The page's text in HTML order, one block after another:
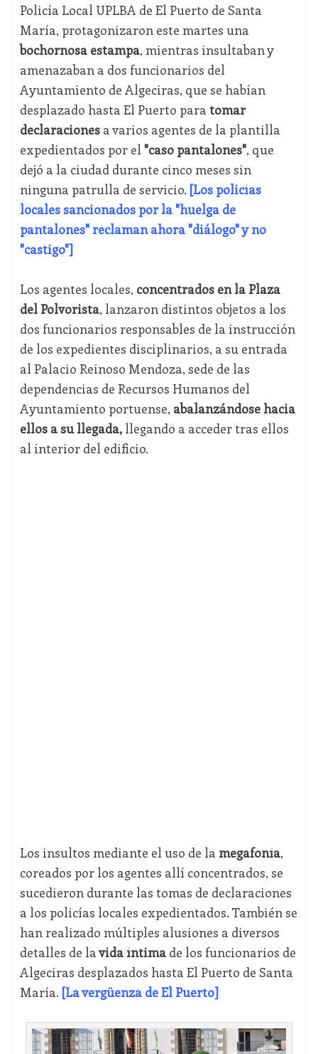
Policía Local UPLBA de El Puerto de Santa
María, protagonizaron este martes una
bochornosa estampa, mientras insultaban y
amenazaban a dos funcionarios del
Ayuntamiento de Algeciras, que se habían
desplazado hasta El Puerto para tomar
declaracionesa varios agentes de la plantilla
expedientados por el "caso pantalones", que
dejó a la ciudad durante cinco meses sin
ninguna patrulla de servicio. [Los policías
locales sancionados por la "huelga de
pantalones" reclaman ahora "diálogo" y no
"castigo"]
Los agentes locales, concentrados en la Plaza
del Polvorista, lanzaron distintos objetos a los
dos funcionarios responsables de la instrucción
de los expedientes disciplinarios, a su entrada
al Palacio Reinoso Mendoza, sede de las
dependencias de Recursos Humanos del
Ayuntamiento portuense, abalanzándose hacia
ellos a su llegada,llegando a acceder tras ellos
al interior del edificio.
Los insultos mediante el uso de la megafonía,
coreados por los agentes allí concentrados, se
sucedieron durante las tomas de declaraciones
a los policías locales expedientados. También se
han realizado múltiples alusiones a diversos
detalles de lavida íntimade los funcionarios de
Algeciras desplazados hasta El Puerto de Santa
María. [La vergüenza de El Puerto]